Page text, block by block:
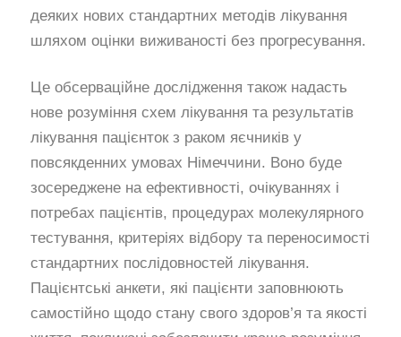
деяких нових стандартних методів лікування
шляхом оцінки виживаності без прогресування.
Це обсерваційне дослідження також надасть
нове розуміння схем лікування та результатів
лікування пацієнток з раком яєчників у
повсякденних умовах Німеччини. Воно буде
зосереджене на ефективності, очікуваннях і
потребах пацієнтів, процедурах молекулярного
тестування, критеріях відбору та переносимості
стандартних послідовностей лікування.
Пацієнтські анкети, які пацієнти заповнюють
самостійно щодо стану свого здоров’я та якості